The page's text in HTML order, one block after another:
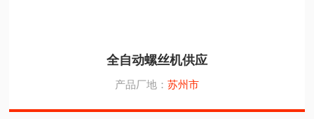
全自动螺丝机供应
产品厂地： 苏州市